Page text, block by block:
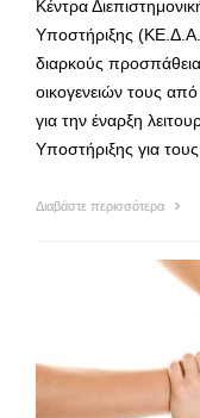
Κέντρα
Υποστήριξης
διαρκούς
οικογενειών τους
για την έναρξη
Υποστήριξης για
Διαβάστε περισσότερα